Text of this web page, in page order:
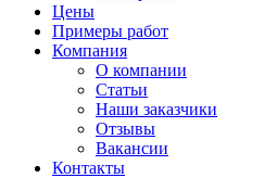
Цены
Примеры работ
Компания
О компании
Статьи
Наши заказчики
Отзывы
Вакансии
Контакты